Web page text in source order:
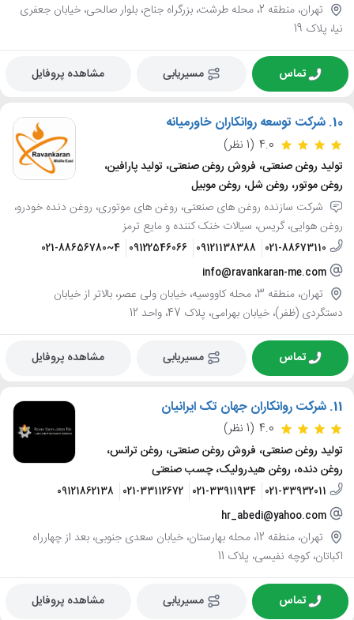
تهران، منطقه 2، محله طرشت، بزرگراه جناح، بلوار صالحی، خیابان جعفری
نیا، پلاک 19
تماس مسیریابی مشاهده پروفایل
10. شرکت توسعه روانکاران خاورمیانه
4.0 (1 نظر)
تولید روغن صنعتی، فروش روغن صنعتی، تولید پارافین،
روغن موتور، روغن شل، روغن موبیل
شرکت سازنده روغن های صنعتی، روغن های موتوری، روغن دنده خودرو،
روغن هوایی، گریس، سیالات خنک کننده و مایع ترمز
021-88673110
09121138388
09122546066
021-88656780~4
info@ravankaran-me.com
تهران، منطقه 3، محله کاووسیه، خیابان ولی عصر، بالاتر از خیابان
دستگردی (ظفر)، خیابان بهرامی، پلاک 47، واحد 12
تماس مسیریابی مشاهده پروفایل
11. شرکت روانکاران جهان تک ایرانیان
4.0 (1 نظر)
تولید روغن صنعتی، فروش روغن صنعتی، روغن ترانس،
روغن دنده، روغن هیدرولیک، چسب صنعتی
021-33932011
021-33911934
021-33112672
09121862138
hr_abedi@yahoo.com
تهران، منطقه 12، محله بهارستان، خیابان سعدی جنوبی، بعد از چهارراه
اکباتان، کوچه نفیسی، پلاک 11
تماس مسیریابی مشاهده پروفایل